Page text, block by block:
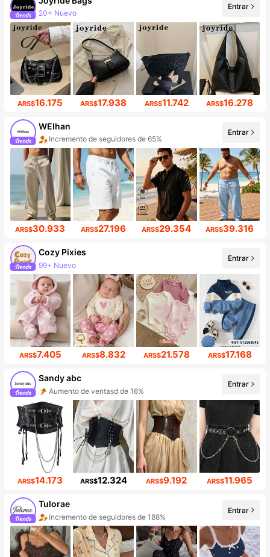
20+ Nuevo
Incremento de seguidores de 431%
Entrar
ARS$16.175 ARS$17.938 ARS$11.742 ARS$16.278
WEIhan
Incremento de seguidores de 65%
Entrar
ARS$30.933 ARS$27.196 ARS$29.354 ARS$39.316
Cozy Pixies
99+ Nuevo
1.7M seguidores
Entrar
ARS$7.405 ARS$8.832 ARS$21.578 ARS$17.168
Sandy abc
Aumento de ventasd de 16%
Incremento de seguidores de 830%
Entrar
ARS$14.173 ARS$12.324 ARS$9.192 ARS$11.965
Tulorae
Incremento de seguidores de 188%
Aumento de ventasd de 247%
Entrar